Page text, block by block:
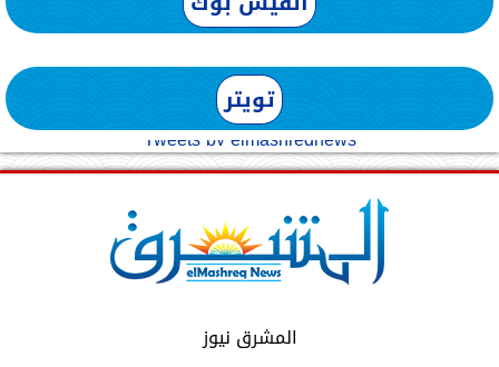
تويتر
Tweets by elmashreqnews
المشرق نيوز